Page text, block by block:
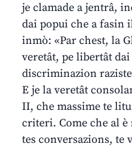
je clamade a jentrâ,
dai popui che a fasin
inmò: «Par chest, la
veretât, pe libertât
discriminazion
E je la veretât
II, che massime te
criteri. Come che al
tes conversazions, te